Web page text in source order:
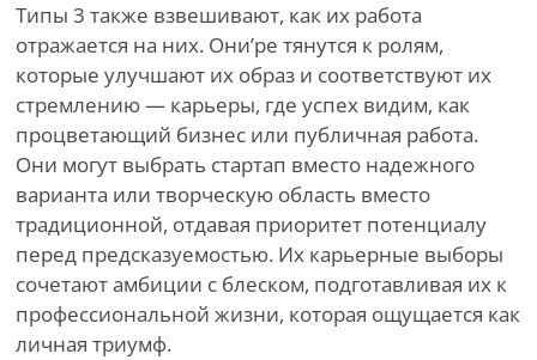
Типы 3 также взвешивают, как их работа
отражается на них. Они’ре тянутся к ролям,
которые улучшают их образ и соответствуют их
стремлению — карьеры, где успех видим, как
процветающий бизнес или публичная работа.
Они могут выбрать стартап вместо надежного
варианта или творческую область вместо
традиционной, отдавая приоритет потенциалу
перед предсказуемостью. Их карьерные выборы
сочетают амбиции с блеском, подготавливая их к
профессиональной жизни, которая ощущается как
личная триумф.